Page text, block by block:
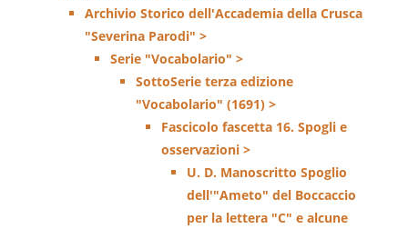
Archivio Storico dell'Accademia della Crusca
"Severina Parodi" >
Serie "Vocabolario" >
SottoSerie terza edizione
"Vocabolario" (1691) >
Fascicolo fascetta 16. Spogli e
osservazioni >
U. D. Manoscritto Spoglio
dell'"Ameto" del Boccaccio
per la lettera "C" e alcune